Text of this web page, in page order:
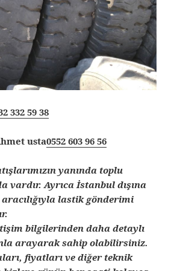
332 59 38
usta0552 603 96 56
yanında toplu
vardır. Ayrıca İstanbul dışına
lastik gönderimi
bilgilerinden daha detaylı
arayarak sahip olabilirsiniz.
fiyatları ve diğer teknik